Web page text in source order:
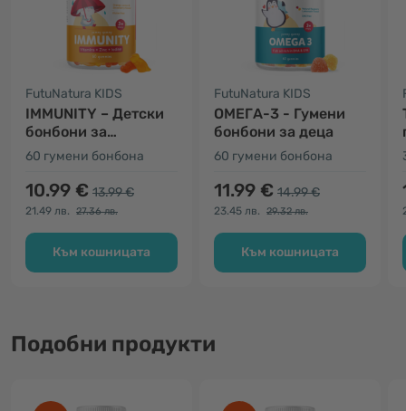
FutuNatura KIDS
IMMUNITY – Детски
бонбони за
имунната система
60 гумени бонбона
10.99 € 13.99 €
21.49 лв. 27.36 лв.
Към кошницата
FutuNatura KIDS
ОМЕГА-3 - Гумени
бонбони за деца
60 гумени бонбона
11.99 € 14.99 €
23.45 лв. 29.32 лв.
Към кошницата
Подобни продукти